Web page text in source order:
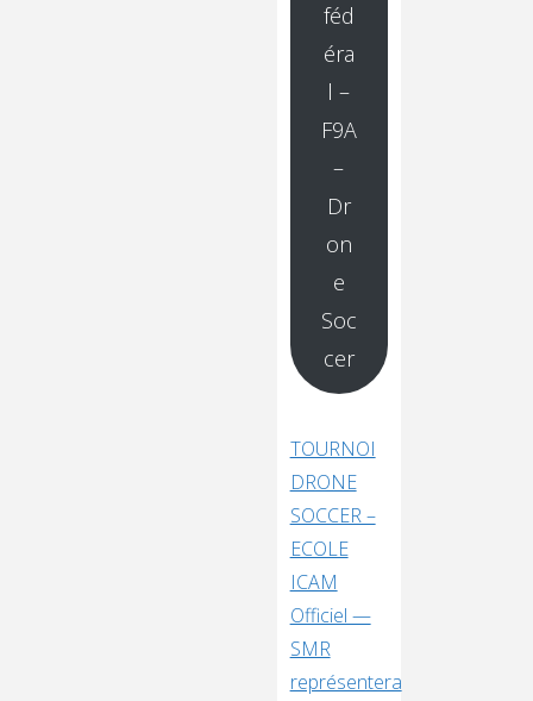
féd
éra
l –
F9A
–
Dr
on
e
Soc
cer
TOURNOI
DRONE
SOCCER –
ECOLE
ICAM
Officiel —
SMR
représentera